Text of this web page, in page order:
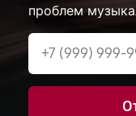
проблем